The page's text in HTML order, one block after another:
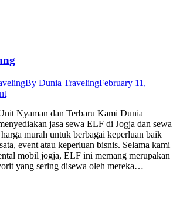
By Dunia TravelingFebruary 11,
Nyaman dan Terbaru Kami Dunia
jasa sewa ELF di Jogja dan sewa
murah untuk berbagai keperluan baik
event atau keperluan bisnis. Selama kami
mobil jogja, ELF ini memang merupakan
yang sering disewa oleh mereka…